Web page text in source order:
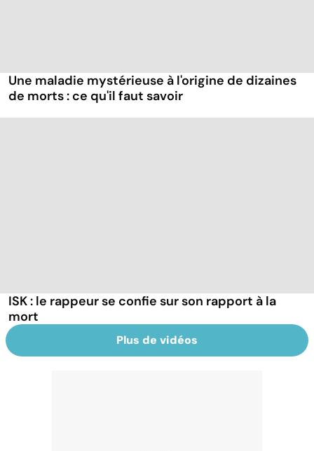
Une maladie mystérieuse à l'origine de dizaines
de morts : ce qu'il faut savoir
ISK : le rappeur se confie sur son rapport à la
mort
Plus de vidéos